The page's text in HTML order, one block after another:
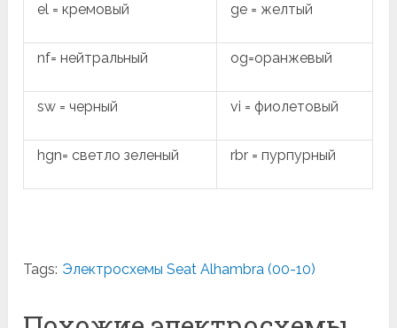
el = кремовый ge = желтый
nf= нейтральный og=оранжевый
sw = черный vi = фиолетовый
hgn= светло зеленый rbr = пурпурный
Tags: Электросхемы Seat Alhambra (00-10)